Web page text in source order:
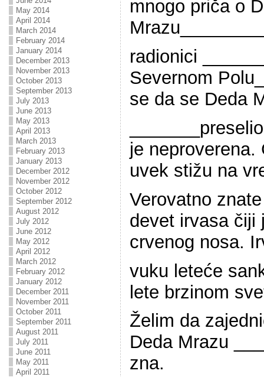
May 2014
April 2014
March 2014
February 2014
January 2014
December 2013
November 2013
October 2013
September 2013
July 2013
June 2013
May 2013
April 2013
March 2013
February 2013
January 2013
December 2012
November 2012
October 2012
September 2012
August 2012
July 2012
June 2012
May 2012
April 2012
March 2012
February 2012
January 2012
December 2011
November 2011
October 2011
September 2011
August 2011
July 2011
June 2011
May 2011
April 2011
mnogo priča o
radionici
Severnom
se da se Deda
je neproverena.
uvek stižu na
Verovatno
devet irvasa čiji
crvenog nosa.
vuku leteće
lete brzinom
Želim da
Deda Mrazu
zna.